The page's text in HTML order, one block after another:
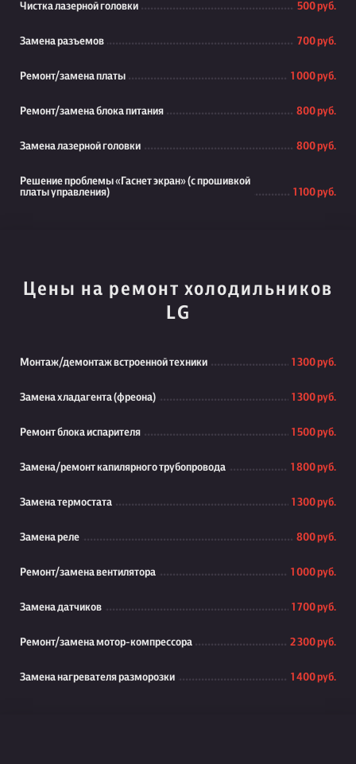
Чистка лазерной головки 500 руб.
Замена разъемов 700 руб.
Ремонт/замена платы 1 000 руб.
Ремонт/замена блока питания 800 руб.
Замена лазерной головки 800 руб.
Решение проблемы «Гаснет экран» (с прошивкой
платы управления)
1 100 руб.
Цены на ремонт холодильников
LG
Монтаж/демонтаж встроенной техники 1 300 руб.
Замена хладагента (фреона) 1 300 руб.
Ремонт блока испарителя 1 500 руб.
Замена/ремонт капилярного трубопровода 1 800 руб.
Замена термостата 1 300 руб.
Замена реле 800 руб.
Ремонт/замена вентилятора 1 000 руб.
Замена датчиков 1 700 руб.
Ремонт/замена мотор-компрессора 2 300 руб.
Замена нагревателя разморозки 1 400 руб.